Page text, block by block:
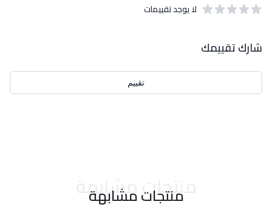
لا يوجد تقييمات
شارك تقييمك
تقييم
منتجات مشابهة
منتجات مشابهة